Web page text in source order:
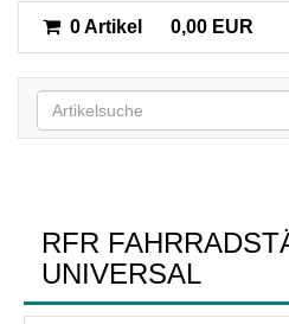
0 Artikel 0,00 EUR
RFR
UNIVERSAL